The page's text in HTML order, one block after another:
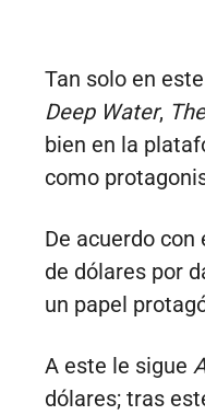
Tan solo en
Deep Water,
bien en la
como
De acuerdo
de dólares por
un papel
A este le sigue
dólares; tras